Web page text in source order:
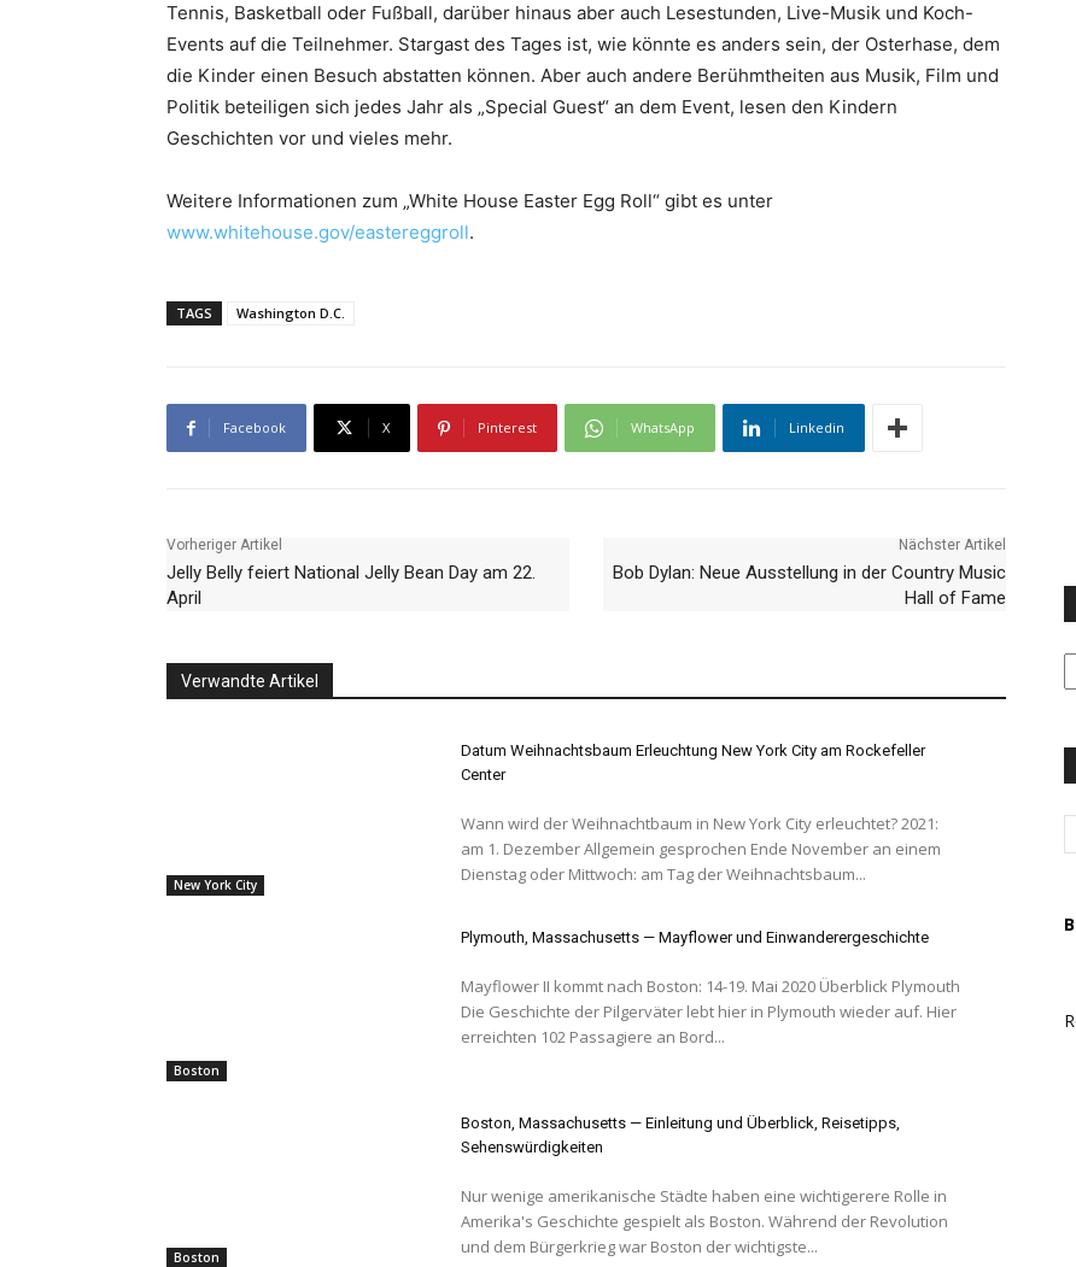
Tennis, Basketball oder Fußball, darüber hinaus aber auch Lesestunden, Live-Musik und Koch-
Events auf die Teilnehmer. Stargast des Tages ist, wie könnte es anders sein, der Osterhase, dem
die Kinder einen Besuch abstatten können. Aber auch andere Berühmtheiten aus Musik, Film und
Politik beteiligen sich jedes Jahr als „Special Guest“ an dem Event, lesen den Kindern
Geschichten vor und vieles mehr.
Weitere Informationen zum „White House Easter Egg Roll“ gibt es unter
www.whitehouse.gov/eastereggroll.
TAGS Washington D.C.
Facebook X Pinterest WhatsApp Linkedin
Vorheriger Artikel
Jelly Belly feiert National Jelly Bean Day am 22.
April
Nächster Artikel
Bob Dylan: Neue Ausstellung in der Country Music
Hall of Fame
Verwandte Artikel
New York City
Datum Weihnachtsbaum Erleuchtung New York City am Rockefeller
Center
Wann wird der Weihnachtbaum in New York City erleuchtet? 2021:
am 1. Dezember Allgemein gesprochen Ende November an einem
Dienstag oder Mittwoch: am Tag der Weihnachtsbaum...
Boston
Plymouth, Massachusetts — Mayflower und Einwanderergeschichte
Mayflower II kommt nach Boston: 14-19. Mai 2020 Überblick Plymouth
Die Geschichte der Pilgerväter lebt hier in Plymouth wieder auf. Hier
erreichten 102 Passagiere an Bord...
Boston
Boston, Massachusetts — Einleitung und Überblick, Reisetipps,
Sehenswürdigkeiten
Nur wenige amerikanische Städte haben eine wichtigerere Rolle in
Amerika's Geschichte gespielt als Boston. Während der Revolution
und dem Bürgerkrieg war Boston der wichtigste...